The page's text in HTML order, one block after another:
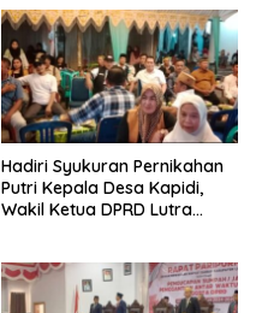
Hadiri Syukuran Pernikahan
Putri Kepala Desa Kapidi,
Wakil Ketua DPRD Lutra